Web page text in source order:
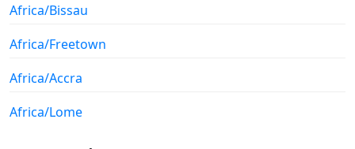
Africa/Bissau
Africa/Freetown
Africa/Accra
Africa/Lome